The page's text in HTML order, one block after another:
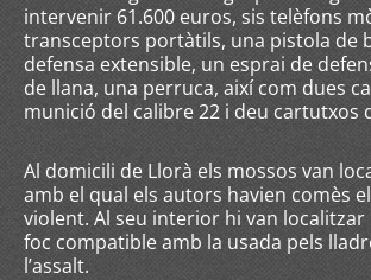
intervenir 61.600 euros, sis telèfons
transceptors portàtils, una pistola de
defensa extensible, un esprai de
de llana, una perruca, així com dues
munició del calibre 22 i deu cartutxos
Al domicili de Llorà els mossos van
amb el qual els autors havien comès
violent. Al seu interior hi van
foc compatible amb la usada pels
l’assalt.